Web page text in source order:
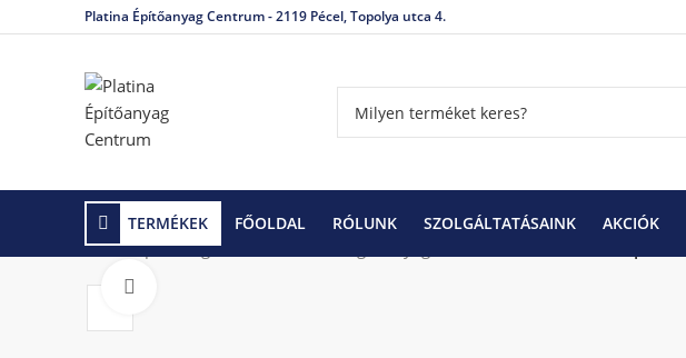
Platina Építőanyag Centrum - 2119 Pécel, Topolya utca 4.
TERMÉKEK FŐOLDAL RÓLUNK SZOLGÁLTATÁSAINK AKCIÓK
Kezdőlap Kiegészítő termékek, segédanyagok